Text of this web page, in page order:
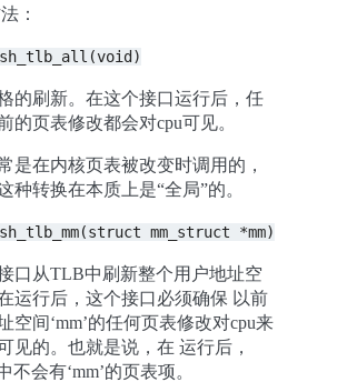
：
的刷新。在这个接口运行后，任
的页表修改都会对cpu可见。
是在内核页表被改变时调用的，
种转换在本质上是“全局”的。
mm_struct *mm)
口从TLB中刷新整个用户地址空
运行后，这个接口必须确保 以前
空间‘mm’的任何页表修改对cpu来
见的。也就是说，在 运行后，
不会有‘mm’的页表项。